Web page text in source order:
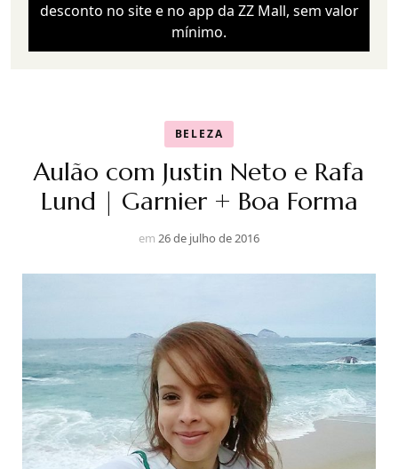
desconto no site e no app da ZZ Mall, sem valor
mínimo.
BELEZA
Aulão com Justin Neto e Rafa
Lund | Garnier + Boa Forma
em 26 de julho de 2016